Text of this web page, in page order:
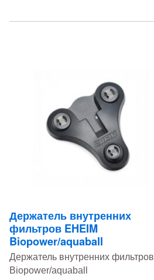
Держатель внутренних
фильтров EHEIM
Biopower/aquaball
Держатель внутренних фильтров
Biopower/aquaball